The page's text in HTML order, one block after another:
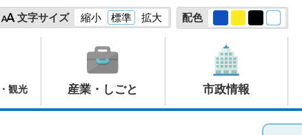
文字サイズ 縮小 標準 拡大 配色
観光 産業・しごと 市政情報